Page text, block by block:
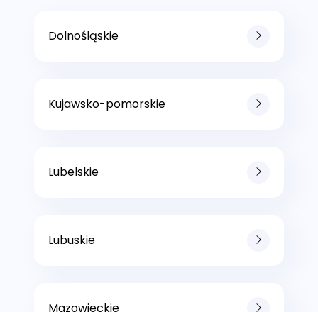
Dolnośląskie
Kujawsko-pomorskie
Lubelskie
Lubuskie
Mazowieckie